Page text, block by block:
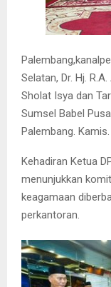
Selatan, Dr. Hj.
Sholat Isya dan
Sumsel Babel
Palembang.
Kehadiran Ketua
menunjukkan
keagamaan
perkantoran.